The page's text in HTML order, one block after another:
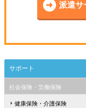
派遣サ
サポート
社会保険・労働保険
健康保険・介護保険